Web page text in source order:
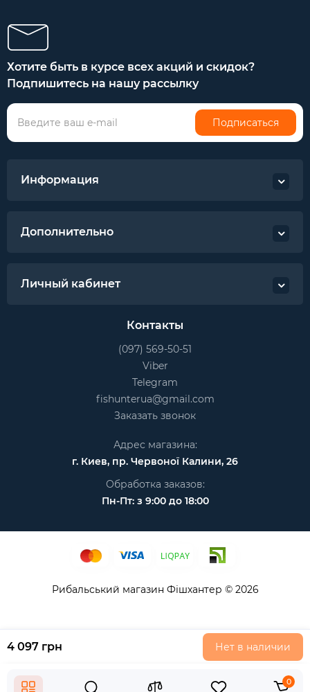
0
4 097 грн Нет в наличии
Хотите быть в курсе всех акций и скидок?
Подпишитесь на нашу рассылку
Подписаться
Информация
Дополнительно
Личный кабинет
Контакты
(097) 569-50-51
Viber
Telegram
fishunterua@gmail.com
Заказать звонок
Адрес магазина:
г. Киев, пр. Червоної Калини, 26
Обработка заказов:
Пн-Пт: з 9:00 до 18:00
Рибальський магазин Фішхантер © 2026